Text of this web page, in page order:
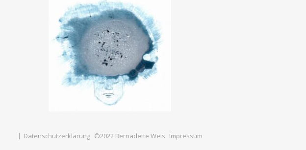
Datenschutzerklärung ©2022 Bernadette Weis Impressum